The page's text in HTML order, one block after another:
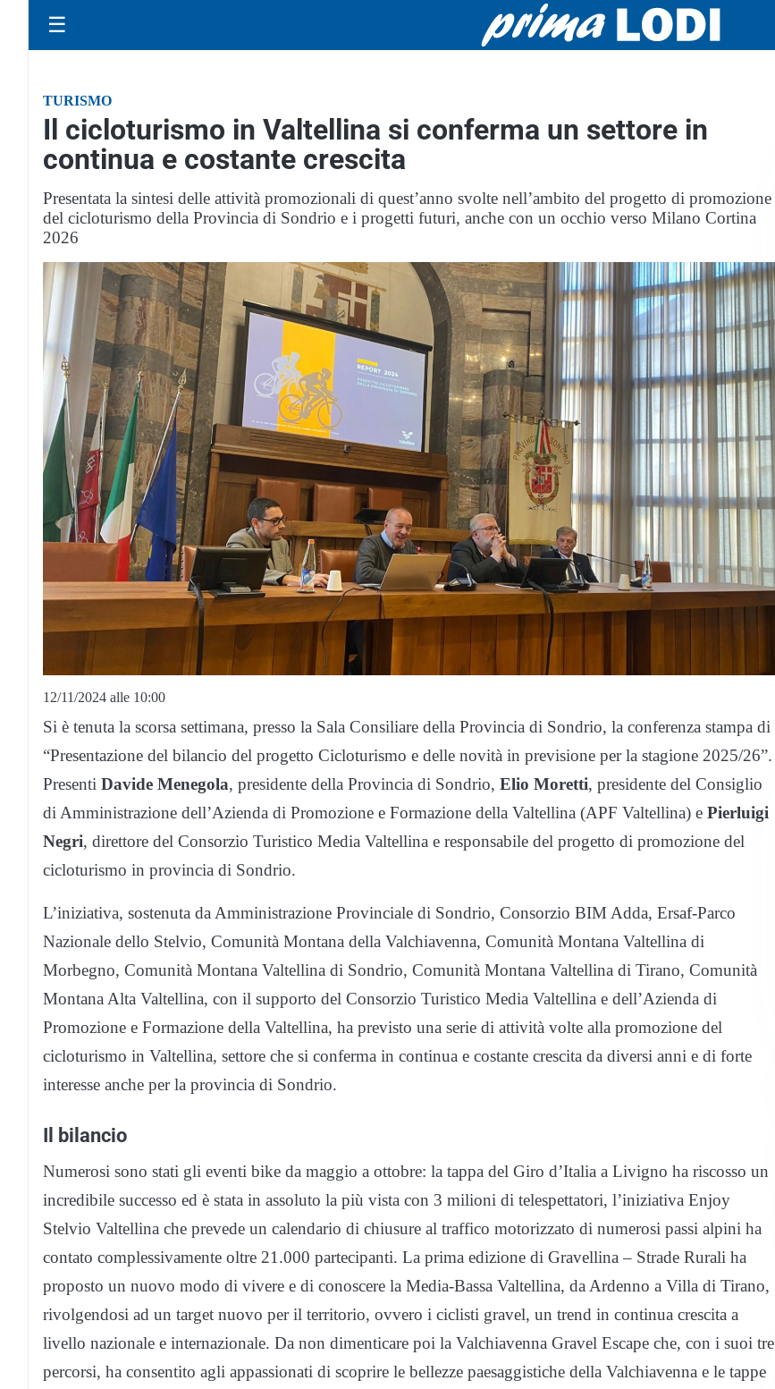
☰
TURISMO
Il cicloturismo in Valtellina si conferma un settore in
continua e costante crescita
Presentata la sintesi delle attività promozionali di quest’anno svolte nell’ambito del progetto di promozione
del cicloturismo della Provincia di Sondrio e i progetti futuri, anche con un occhio verso Milano Cortina
2026
12/11/2024 alle 10:00
Si è tenuta la scorsa settimana, presso la Sala Consiliare della Provincia di Sondrio, la conferenza stampa di
“Presentazione del bilancio del progetto Cicloturismo e delle novità in previsione per la stagione 2025/26”.
Presenti Davide Menegola, presidente della Provincia di Sondrio, Elio Moretti, presidente del Consiglio
di Amministrazione dell’Azienda di Promozione e Formazione della Valtellina (APF Valtellina) e Pierluigi
Negri, direttore del Consorzio Turistico Media Valtellina e responsabile del progetto di promozione del
cicloturismo in provincia di Sondrio.
L’iniziativa, sostenuta da Amministrazione Provinciale di Sondrio, Consorzio BIM Adda, Ersaf-Parco
Nazionale dello Stelvio, Comunità Montana della Valchiavenna, Comunità Montana Valtellina di
Morbegno, Comunità Montana Valtellina di Sondrio, Comunità Montana Valtellina di Tirano, Comunità
Montana Alta Valtellina, con il supporto del Consorzio Turistico Media Valtellina e dell’Azienda di
Promozione e Formazione della Valtellina, ha previsto una serie di attività volte alla promozione del
cicloturismo in Valtellina, settore che si conferma in continua e costante crescita da diversi anni e di forte
interesse anche per la provincia di Sondrio.
Il bilancio
Numerosi sono stati gli eventi bike da maggio a ottobre: la tappa del Giro d’Italia a Livigno ha riscosso un
incredibile successo ed è stata in assoluto la più vista con 3 milioni di telespettatori, l’iniziativa Enjoy
Stelvio Valtellina che prevede un calendario di chiusure al traffico motorizzato di numerosi passi alpini ha
contato complessivamente oltre 21.000 partecipanti. La prima edizione di Gravellina – Strade Rurali ha
proposto un nuovo modo di vivere e di conoscere la Media-Bassa Valtellina, da Ardenno a Villa di Tirano,
rivolgendosi ad un target nuovo per il territorio, ovvero i ciclisti gravel, un trend in continua crescita a
livello nazionale e internazionale. Da non dimenticare poi la Valchiavenna Gravel Escape che, con i suoi tre
percorsi, ha consentito agli appassionati di scoprire le bellezze paesaggistiche della Valchiavenna e le tappe